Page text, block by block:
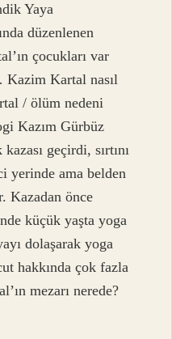
Yaya
düzenlenen
çocukları var
Kazim Kartal nasıl
/ ölüm nedeni
Kazım Gürbüz
geçirdi, sırtını
yerinde ama belden
Kazadan önce
küçük yaşta yoga
dolaşarak yoga
hakkında çok fazla
mezarı nerede?